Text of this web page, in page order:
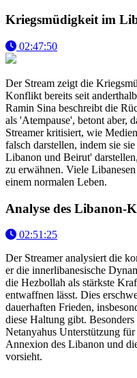
Kriegsmüdigkeit im
02:47:50
Der Stream zeigt die
Konflikt bereits seit
Ramin Sina beschreibt die
als 'Atempause', betont aber,
Streamer kritisiert, wie
falsch darstellen, indem sie
Libanon und Beirut'
zu erwähnen. Viele
einem normalen Leben.
Analyse des Libanon-
02:51:25
Der Streamer analysiert die
er die innerlibanesische
die Hezbollah als stärkste
entwaffnen lässt. Dies
dauerhaften Frieden,
diese Haltung gibt.
Netanyahus Unterstützung
Annexion des Libanon und
vorsieht.